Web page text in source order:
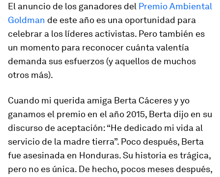
El anuncio de los ganadores del Premio Ambiental
Goldman de este año es una oportunidad para
celebrar a los líderes activistas. Pero también es
un momento para reconocer cuánta valentía
demanda sus esfuerzos (y aquellos de muchos
otros más).
Cuando mi querida amiga Berta Cáceres y yo
ganamos el premio en el año 2015, Berta dijo en su
discurso de aceptación: “He dedicado mi vida al
servicio de la madre tierra”. Poco después, Berta
fue asesinada en Honduras. Su historia es trágica,
pero no es única. De hecho, pocos meses después,